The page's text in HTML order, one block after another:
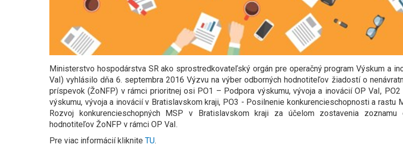
Ministerstvo hospodárstva SR ako sprostredkovateľský orgán pre operačný program Výskum a
VaI) vyhlásilo dňa 6. septembra 2016 Výzvu na výber odborných hodnotiteľov žiadostí o
príspevok (ŽoNFP) v rámci prioritnej osi PO1 – Podpora výskumu, vývoja a inovácií OP VaI,
výskumu, vývoja a inovácií v Bratislavskom kraji, PO3 - Posilnenie konkurencieschopnosti a rastu
Rozvoj konkurencieschopných MSP v Bratislavskom kraji za účelom zostavenia zoznamu
hodnotiteľov ŽoNFP v rámci OP VaI.
Pre viac informácií kliknite TU.